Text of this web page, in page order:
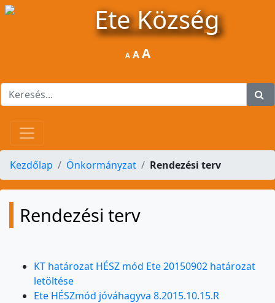
Ete Község
A
Decrease
font
A Reset
size.
AIncrease
Kezdőlap Önkormányzat Rendezési terv
Rendezési terv
KT határozat HÉSZ mód Ete 20150902 határozat
letöltése
Ete HÉSZmód jóváhagyva 8.2015.10.15.R